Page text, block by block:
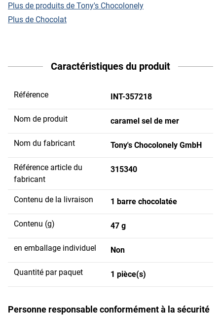
Plus de produits de Tony's Chocolonely
Plus de Chocolat
Caractéristiques du produit
Référence INT-357218
Nom de produit caramel sel de mer
Nom du fabricant Tony's Chocolonely GmbH
Référence article du
fabricant
315340
Contenu de la livraison 1 barre chocolatée
Contenu (g) 47 g
en emballage individuel Non
Quantité par paquet 1 pièce(s)
Personne responsable conformément à la sécurité